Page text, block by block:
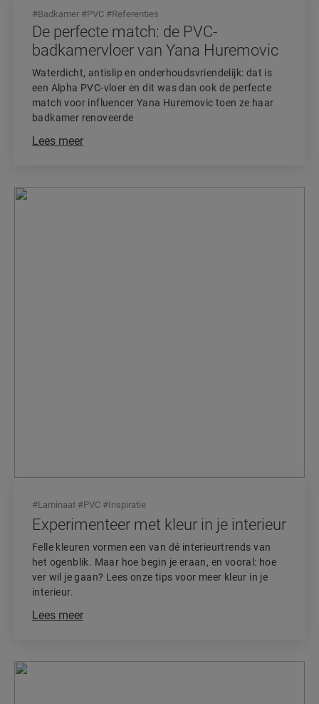
De perfecte match: de PVC-
badkamervloer van Yana Huremovic
Waterdicht, antislip en onderhoudsvriendelijk: dat is
een Alpha PVC-vloer en dit was dan ook de perfecte
match voor influencer Yana Huremovic toen ze haar
badkamer renoveerde
Lees meer
#Badkamer #PVC #Referenties
Experimenteer met kleur in je interieur
Felle kleuren vormen een van dé interieurtrends van
het ogenblik. Maar hoe begin je eraan, en vooral: hoe
ver wil je gaan? Lees onze tips voor meer kleur in je
interieur.
Lees meer
#Laminaat #PVC #Inspiratie